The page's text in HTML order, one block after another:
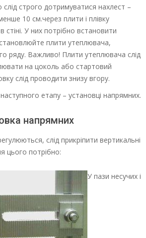
слід строго дотримуватися нахлест –
10 см.через плити і плівку
У них потрібно встановити
плити утеплювача,
ряду. Важливо! Плити утеплювача слід
на цоколь або стартовий
слід проводити знизу вгору.
етапу – установці напрямних.
напрямних
слід прикріпити вертикальні
цього потрібно:
У пази несучих і